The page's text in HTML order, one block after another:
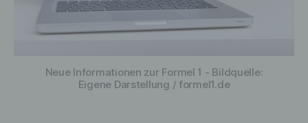
Neue Informationen zur Formel 1 - Bildquelle:
Eigene Darstellung / formel1.de